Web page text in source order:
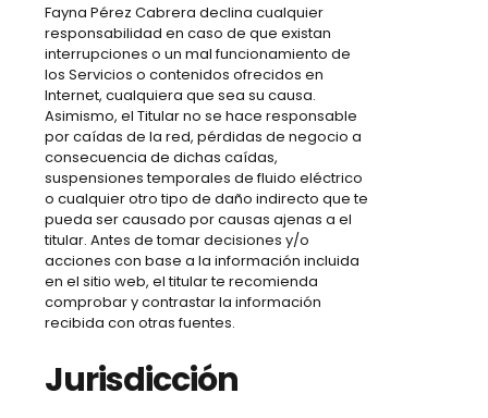
Fayna Pérez Cabrera declina cualquier
responsabilidad en caso de que existan
interrupciones o un mal funcionamiento de
los Servicios o contenidos ofrecidos en
Internet, cualquiera que sea su causa.
Asimismo, el Titular no se hace responsable
por caídas de la red, pérdidas de negocio a
consecuencia de dichas caídas,
suspensiones temporales de fluido eléctrico
o cualquier otro tipo de daño indirecto que te
pueda ser causado por causas ajenas a el
titular. Antes de tomar decisiones y/o
acciones con base a la información incluida
en el sitio web, el titular te recomienda
comprobar y contrastar la información
recibida con otras fuentes.
Jurisdicción